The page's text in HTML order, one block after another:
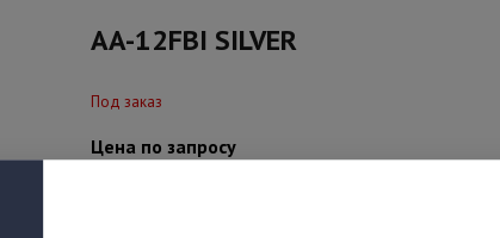
AA-12FBI SILVER
Под заказ
Цена по запросу